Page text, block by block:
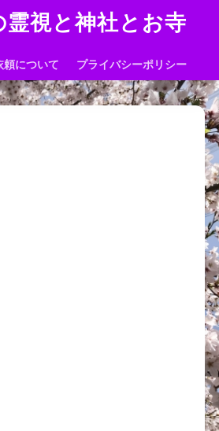
霊視と神社とお寺
頼について プライバシーポリシー